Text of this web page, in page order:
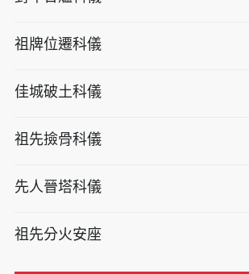
祖牌位遷科儀
佳城破土科儀
祖先撿骨科儀
先人晉塔科儀
祖先分火安座